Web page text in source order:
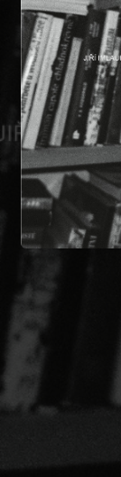
04:34
04:09
03:41
05:09
03:15
03:34
03:07